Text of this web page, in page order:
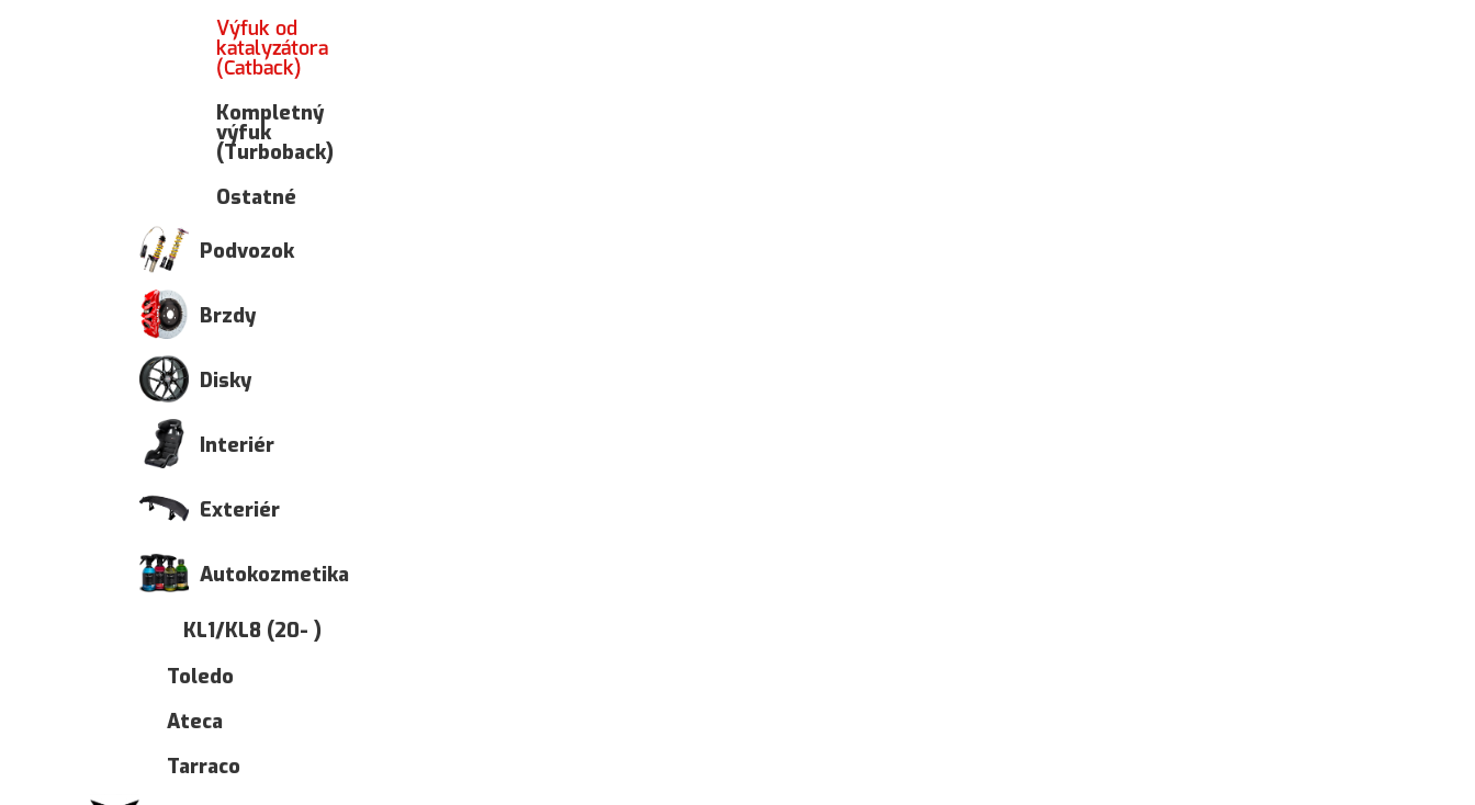
Výfuk od
katalyzátora
(Catback)
Kompletný
výfuk
(Turboback)
Ostatné
Podvozok
Brzdy
Disky
Interiér
Exteriér
Autokozmetika
KL1/KL8 (20- )
Toledo
Ateca
Tarraco